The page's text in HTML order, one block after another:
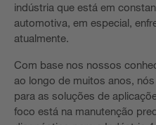
indústria que está em
automotiva, em especial,
atualmente.
Com base nos nossos
ao longo de muitos anos,
para as soluções de
foco está na manutenção